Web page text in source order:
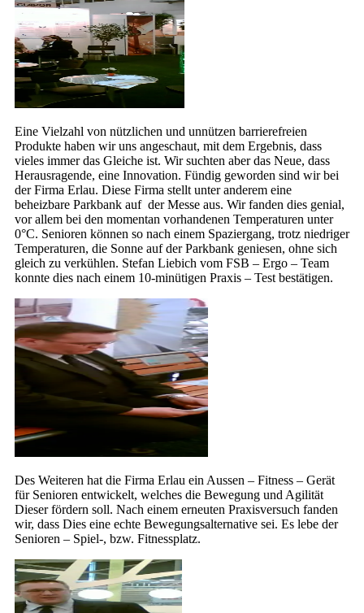
Eine Vielzahl von nützlichen und unnützen barrierefreien
Produkte haben wir uns angeschaut, mit dem Ergebnis, dass
vieles immer das Gleiche ist. Wir suchten aber das Neue, dass
Herausragende, eine Innovation. Fündig geworden sind wir bei
der Firma Erlau. Diese Firma stellt unter anderem eine
beheizbare Parkbank auf der Messe aus. Wir fanden dies genial,
vor allem bei den momentan vorhandenen Temperaturen unter
0°C. Senioren können so nach einem Spaziergang, trotz niedriger
Temperaturen, die Sonne auf der Parkbank geniesen, ohne sich
gleich zu verkühlen. Stefan Liebich vom FSB – Ergo – Team
konnte dies nach einem 10-minütigen Praxis – Test bestätigen.
Des Weiteren hat die Firma Erlau ein Aussen – Fitness – Gerät
für Senioren entwickelt, welches die Bewegung und Agilität
Dieser fördern soll. Nach einem erneuten Praxisversuch fanden
wir, dass Dies eine echte Bewegungsalternative sei. Es lebe der
Senioren – Spiel-, bzw. Fitnessplatz.